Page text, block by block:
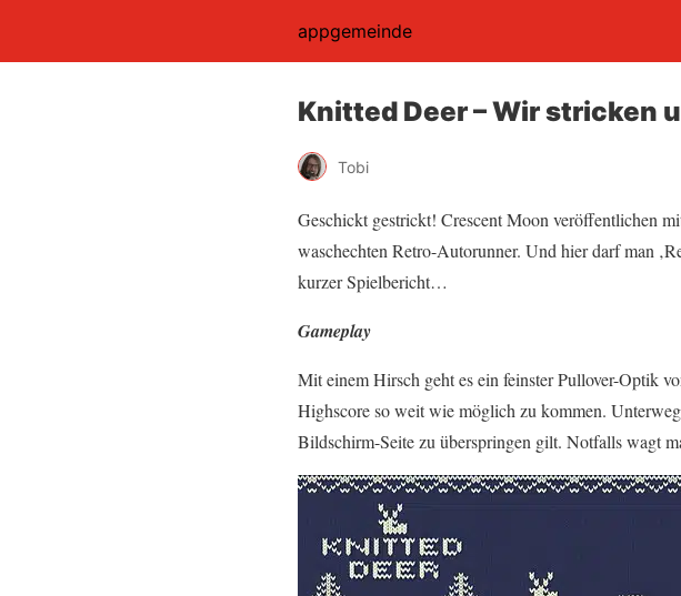
appgemeinde
Knitted Deer – Wir stricken
Tobi
Geschickt gestrickt! Crescent Moon veröffentlichen
waschechten Retro-Autorunner. Und hier darf man
kurzer Spielbericht…
Gameplay
Mit einem Hirsch geht es ein feinster Pullover-Optik
Highscore so weit wie möglich zu kommen.
Bildschirm-Seite zu überspringen gilt. Notfalls wagt